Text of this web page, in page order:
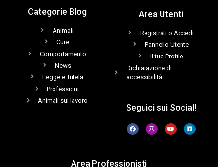
Categorie Blog
Animali
Cure
Comportamento
News
Legge e Tutela
Professioni
Animali sul lavoro
Area Utenti
Registrati o Accedi
Pannello Utente
Il tuo Profilo
Dichiarazione di
accessibilità
Seguici sui Social!
Area Professionisti